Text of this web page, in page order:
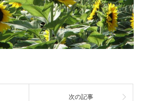
次の記事